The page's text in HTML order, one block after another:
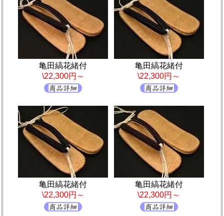
亀田縞花緒付
\22,300円～
亀田縞花緒付
\22,300円～
亀田縞花緒付
\22,300円～
亀田縞花緒付
\22,300円～